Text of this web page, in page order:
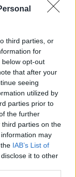
third parties, or
for
opt-out
that after your
seeing
utilized by
parties prior to
the further
parties on the
may
IAB’s List of
it to other